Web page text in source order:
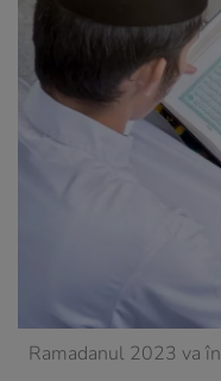
Ramadanul 2023 va